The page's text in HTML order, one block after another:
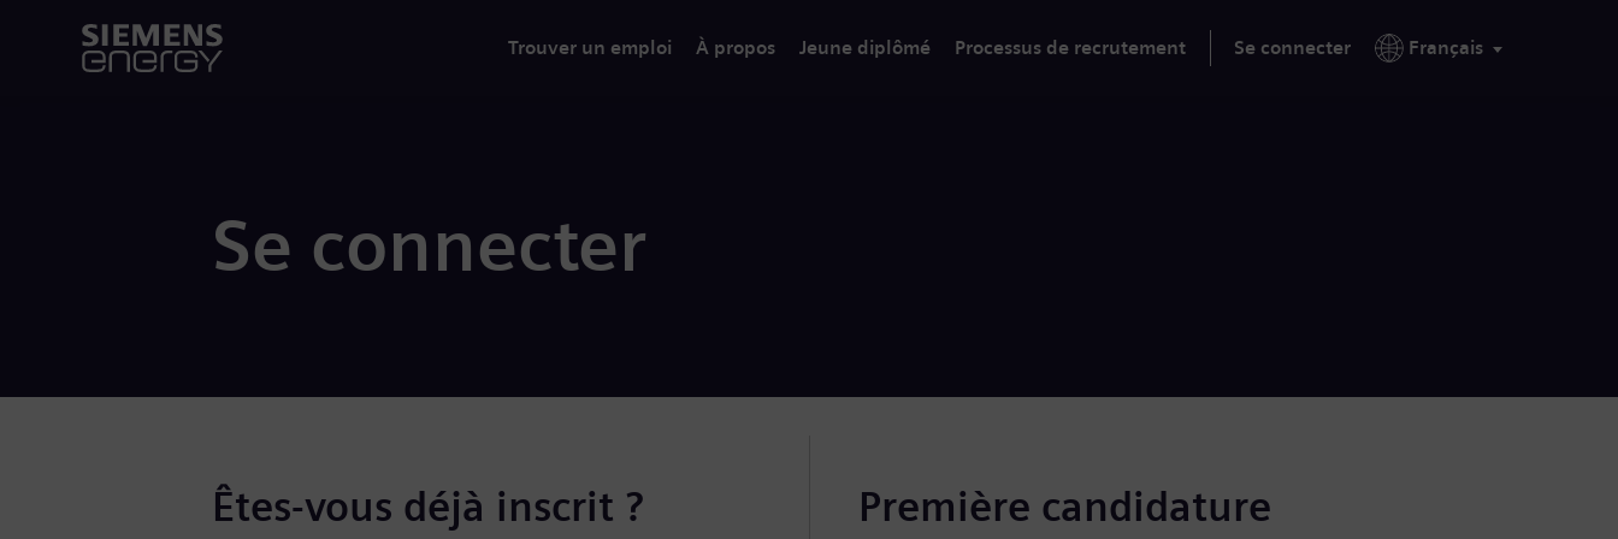
Trouver un emploi À propos Jeune diplômé Processus de recrutement Se connecter Français
Se connecter
Êtes-vous déjà inscrit ? Première candidature